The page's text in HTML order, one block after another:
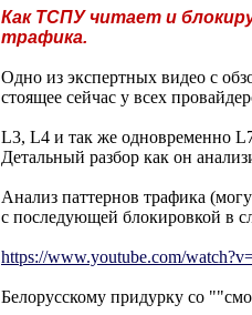
Как ТСПУ читает и
трафика.
Одно из экспертных видео с
стоящее сейчас у всех
L3, L4 и так же одновременно
Детальный разбор как он
Анализ паттернов трафика
с последующей блокировкой в
https://www.youtube.com/
Белорусскому придурку со